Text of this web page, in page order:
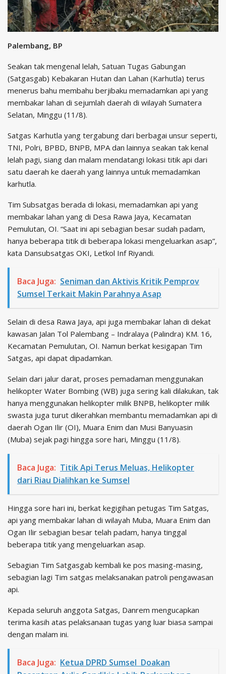
Palembang, BP
Seakan tak mengenal lelah, Satuan Tugas Gabungan
(Satgasgab) Kebakaran Hutan dan Lahan (Karhutla) terus
menerus bahu membahu berjibaku memadamkan api yang
membakar lahan di sejumlah daerah di wilayah Sumatera
Selatan, Minggu (11/8).
Satgas Karhutla yang tergabung dari berbagai unsur seperti,
TNI, Polri, BPBD, BNPB, MPA dan lainnya seakan tak kenal
lelah pagi, siang dan malam mendatangi lokasi titik api dari
satu daerah ke daerah yang lainnya untuk memadamkan
karhutla.
Tim Subsatgas berada di lokasi, memadamkan api yang
membakar lahan yang di Desa Rawa Jaya, Kecamatan
Pemulutan, OI. “Saat ini api sebagian besar sudah padam,
hanya beberapa titik di beberapa lokasi mengeluarkan asap”,
kata Dansubsatgas OKI, Letkol Inf Riyandi.
Baca Juga: Seniman dan Aktivis Kritik Pemprov
Sumsel Terkait Makin Parahnya Asap
Selain di desa Rawa Jaya, api juga membakar lahan di dekat
kawasan Jalan Tol Palembang – Indralaya (Palindra) KM. 16,
Kecamatan Pemulutan, OI. Namun berkat kesigapan Tim
Satgas, api dapat dipadamkan.
Selain dari jalur darat, proses pemadaman menggunakan
helikopter Water Bombing (WB) juga sering kali dilakukan, tak
hanya menggunakan helikopter milik BNPB, helikopter milik
swasta juga turut dikerahkan membantu memadamkan api di
daerah Ogan Ilir (OI), Muara Enim dan Musi Banyuasin
(Muba) sejak pagi hingga sore hari, Minggu (11/8).
Baca Juga: Titik Api Terus Meluas, Helikopter
dari Riau Dialihkan ke Sumsel
Hingga sore hari ini, berkat kegigihan petugas Tim Satgas,
api yang membakar lahan di wilayah Muba, Muara Enim dan
Ogan Ilir sebagian besar telah padam, hanya tinggal
beberapa titik yang mengeluarkan asap.
Sebagian Tim Satgasgab kembali ke pos masing-masing,
sebagian lagi Tim satgas melaksanakan patroli pengawasan
api.
Kepada seluruh anggota Satgas, Danrem mengucapkan
terima kasih atas pelaksanaan tugas yang luar biasa sampai
dengan malam ini.
Baca Juga: Ketua DPRD Sumsel Doakan